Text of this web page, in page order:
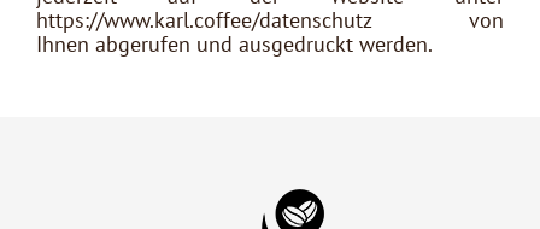
https://www.karl.coffee/datenschutz von
Ihnen abgerufen und ausgedruckt werden.